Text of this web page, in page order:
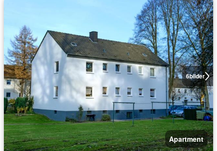
6bilder
Apartment